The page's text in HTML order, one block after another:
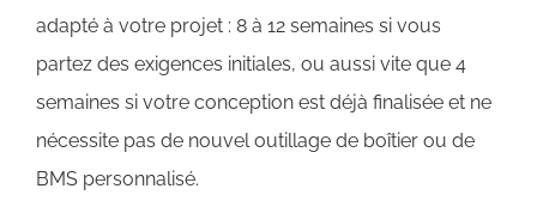
adapté à votre projet : 8 à 12 semaines si vous
partez des exigences initiales, ou aussi vite que 4
semaines si votre conception est déjà finalisée et ne
nécessite pas de nouvel outillage de boîtier ou de
BMS personnalisé.